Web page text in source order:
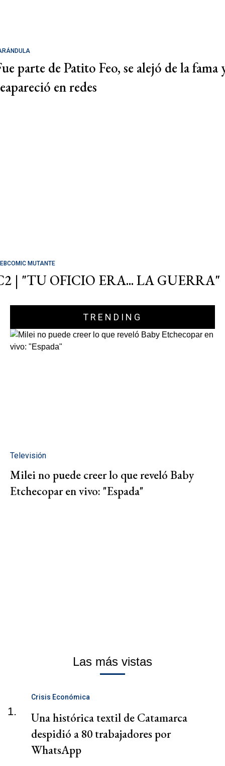
parte de Patito Feo, se alejó de la fama
en redes
MUTANTE
| "TU OFICIO ERA... LA GUERRA"
TRENDING
Televisión
Milei no puede creer lo que reveló Baby
Etchecopar en vivo: "Espada"
Las más vistas
1.
Crisis Económica
Una histórica textil de Catamarca
despidió a 80 trabajadores por
WhatsApp